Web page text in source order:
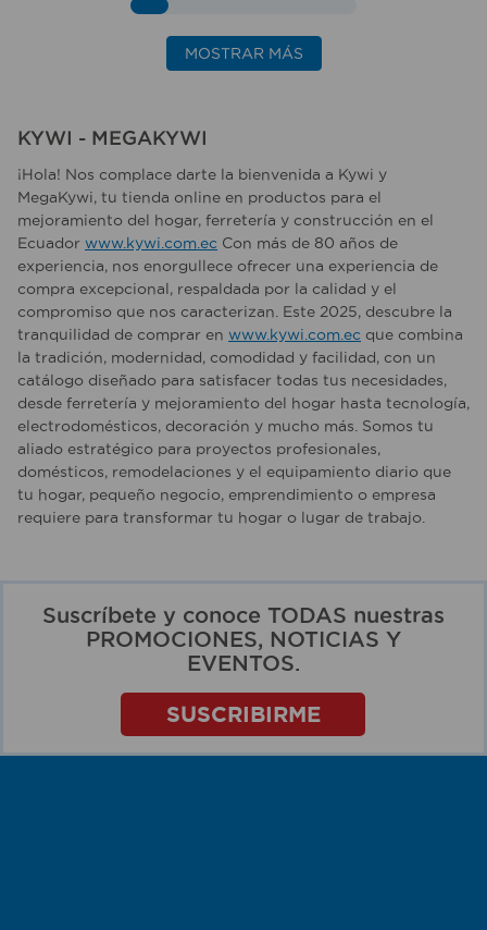
MOSTRAR MÁS
KYWI - MEGAKYWI
¡Hola! Nos complace darte la bienvenida a Kywi y
MegaKywi, tu tienda online en productos para el
mejoramiento del hogar, ferretería y construcción en el
Ecuador www.kywi.com.ec Con más de 80 años de
experiencia, nos enorgullece ofrecer una experiencia de
compra excepcional, respaldada por la calidad y el
compromiso que nos caracterizan. Este 2025, descubre la
tranquilidad de comprar en www.kywi.com.ec que combina
la tradición, modernidad, comodidad y facilidad, con un
catálogo diseñado para satisfacer todas tus necesidades,
desde ferretería y mejoramiento del hogar hasta tecnología,
electrodomésticos, decoración y mucho más. Somos tu
aliado estratégico para proyectos profesionales,
domésticos, remodelaciones y el equipamiento diario que
tu hogar, pequeño negocio, emprendimiento o empresa
requiere para transformar tu hogar o lugar de trabajo.
Suscríbete y conoce TODAS nuestras
PROMOCIONES, NOTICIAS Y
EVENTOS.
SUSCRIBIRME